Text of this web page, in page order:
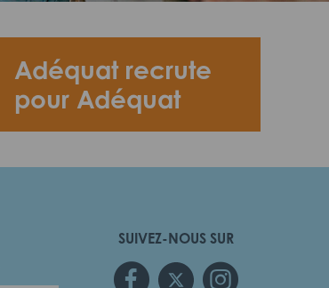
Adéquat recrute
pour Adéquat
SUIVEZ-NOUS SUR